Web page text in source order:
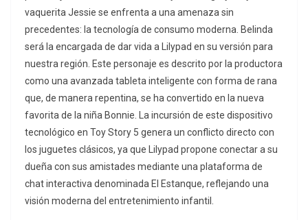
vaquerita Jessie se enfrenta a una amenaza sin
precedentes: la tecnología de consumo moderna. Belinda
será la encargada de dar vida a Lilypad en su versión para
nuestra región. Este personaje es descrito por la productora
como una avanzada tableta inteligente con forma de rana
que, de manera repentina, se ha convertido en la nueva
favorita de la niña Bonnie. La incursión de este dispositivo
tecnológico en Toy Story 5 genera un conflicto directo con
los juguetes clásicos, ya que Lilypad propone conectar a su
dueña con sus amistades mediante una plataforma de
chat interactiva denominada El Estanque, reflejando una
visión moderna del entretenimiento infantil.